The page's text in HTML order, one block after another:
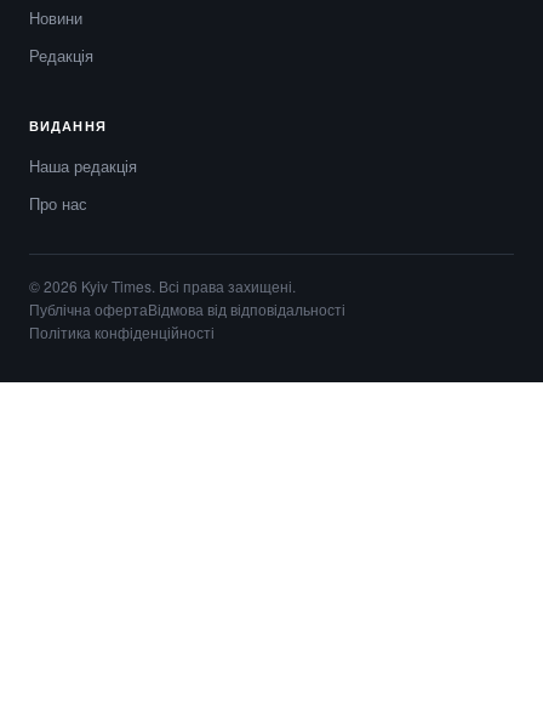
Новини
Редакція
ВИДАННЯ
Наша редакція
Про нас
© 2026 Kyiv Times. Всі права захищені.
Публічна офертаВідмова від відповідальності
Політика конфіденційності